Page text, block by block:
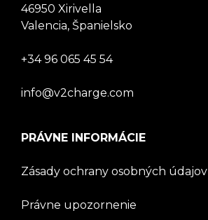
46950 Xirivella
Valencia, Španielsko
+34 96 065 45 54
info@v2charge.com
PRÁVNE INFORMÁCIE
Zásady ochrany osobných údajov
Právne upozornenie